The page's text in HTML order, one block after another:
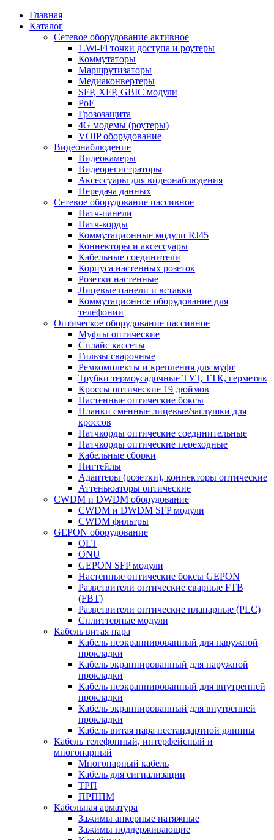
Главная
Каталог
Сетевое оборудование активное
1.Wi-Fi точки доступа и роутеры
Коммутаторы
Маршрутизаторы
Медиаконвертеры
SFP, XFP, GBIC модули
PoE
Грозозащита
4G модемы (роутеры)
VOIP оборудование
Видеонаблюдение
Видеокамеры
Видеорегистраторы
Аксессуары для видеонаблюдения
Передача данных
Сетевое оборудование пассивное
Патч-панели
Патч-корды
Коммутационные модули RJ45
Коннекторы и аксессуары
Кабельные соединители
Корпуса настенных розеток
Розетки настенные
Лицевые панели и вставки
Коммутационное оборудование для
телефонии
Оптическое оборудование пассивное
Муфты оптические
Сплайс кассеты
Гильзы сварочные
Ремкомплекты и крепления для муфт
Трубки термоусадочные ТУТ, ТТК, герметик
Кроссы оптические 19 дюймов
Настенные оптические боксы
Планки сменные лицевые/заглушки для
кроссов
Патчкорды оптические соединительные
Патчкорды оптические переходные
Кабельные сборки
Пигтейлы
Адаптеры (розетки), коннекторы оптические
Аттеньюаторы оптические
CWDM и DWDM оборудование
CWDM и DWDM SFP модули
CWDM фильтры
GEPON оборудование
OLT
ONU
GEPON SFP модули
Настенные оптические боксы GEPON
Разветвители оптические сварные FTB
(FBT)
Разветвители оптические планарные (PLC)
Сплиттерные модули
Кабель витая пара
Кабель неэкраннированный для наружной
прокладки
Кабель экраннированный для наружной
прокладки
Кабель неэкраннированный для внутренней
прокладки
Кабель экраннированный для внутренней
прокладки
Кабель витая пара нестандартной длинны
Кабель телефонный, интерфейсный и
многопарный
Многопарный кабель
Кабель для сигнализации
ТРП
ПРППМ
Кабельная арматура
Зажимы анкерные натяжные
Зажимы поддерживающие